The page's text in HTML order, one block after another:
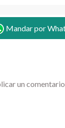
Mandar por
un comentario.